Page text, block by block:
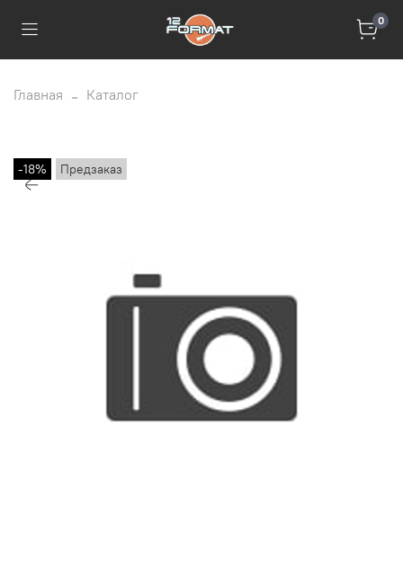
0
Главная Каталог
-18% Предзаказ